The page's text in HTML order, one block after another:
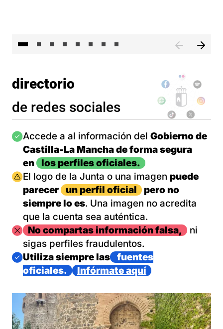
directorio
de redes sociales
Imagen
Accede a al información del Gobierno de
Castilla-La Mancha de forma segura
en
los perfiles oficiales.
Imagen
El logo de la Junta o una imagen puede
parecer
un perfil oficial
pero no
siempre lo es. Una imagen no acredita
que la cuenta sea auténtica.
ImagenNo compartas información falsa,
ni
sigas perfiles fraudulentos.
Imagen
Utiliza siempre las
fuentes
oficiales.
Infórmate aquí